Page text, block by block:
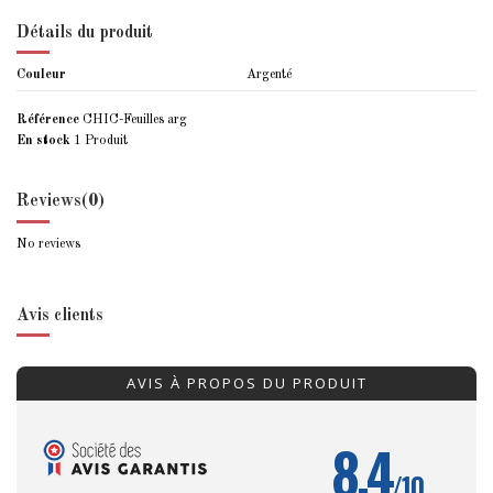
Détails du produit
Couleur Argenté
Référence CHIC-Feuilles arg
En stock 1 Produit
Reviews(0)
No reviews
Avis clients
AVIS À PROPOS DU PRODUIT
8.4